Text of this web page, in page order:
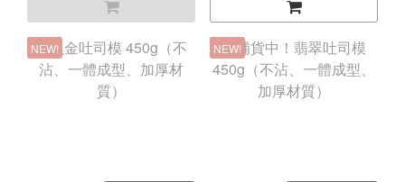
NEW! NEW!